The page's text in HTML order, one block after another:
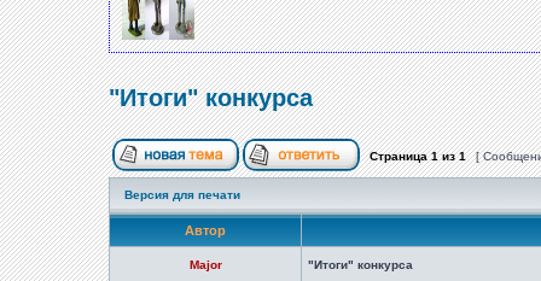
"Итоги" конкурса
Страница1из1 [
Версия для печати
Автор
Major "Итоги" конкурса